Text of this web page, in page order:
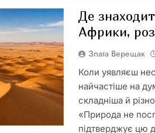
Де
Африки,
Злата Верещак
Коли уявляєш
найчастіше на
складніша й
«Природа не
підтверджує цю